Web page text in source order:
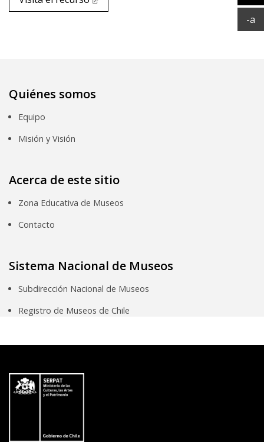
Quiénes somos
Equipo
Misión y Visión
Acerca de este sitio
Zona Educativa de Museos
Contacto
Sistema Nacional de Museos
Subdirección Nacional de Museos
Registro de Museos de Chile
-a